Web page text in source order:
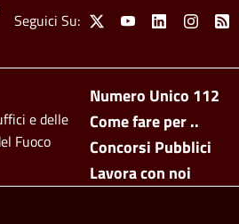
Social Menu
Seguici Su: X YoutubeLinkedinInstagram
Feed
Footer
Numero Unico 112
Come fare per ..
Concorsi Pubblici
Lavora con noi
e delle
Fuoco